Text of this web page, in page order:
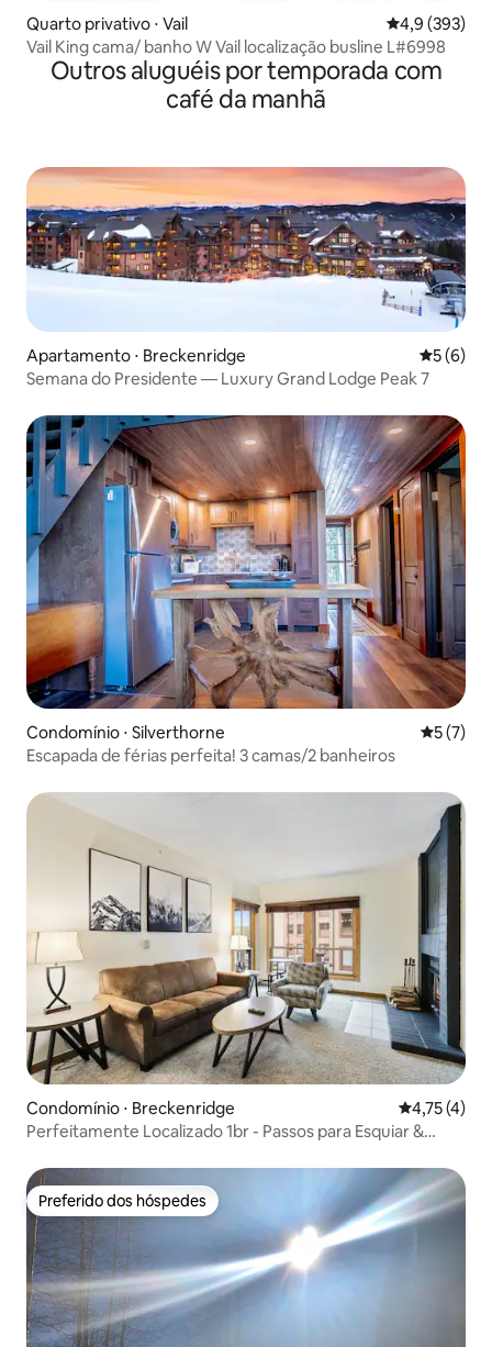
Quarto privativo ⋅ Vail 4,9 de uma
4,9 (393)
Vail King cama/ banho W Vail localização busline L#6998
Outros aluguéis por temporada com
café da manhã
Apartamento ⋅ Breckenridge 5 de
5 (6)
Semana do Presidente — Luxury Grand Lodge Peak 7
Condomínio ⋅ Silverthorne 5 de
5 (7)
Escapada de férias perfeita! 3 camas/2 banheiros
Condomínio ⋅ Breckenridge 4,75 de
4,75 (4)
Perfeitamente Localizado 1br - Passos para Esquiar &
Preferido dos hóspedes
Preferido dos hóspedes